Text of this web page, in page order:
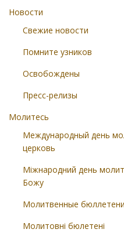
Новости
Свежие новости
Помните узников
Освобождены
Пресс-релизы
Молитесь
Международный день
церковь
Міжнародний день
Божу
Молитвенные бюллетени
Молитовні бюлетені